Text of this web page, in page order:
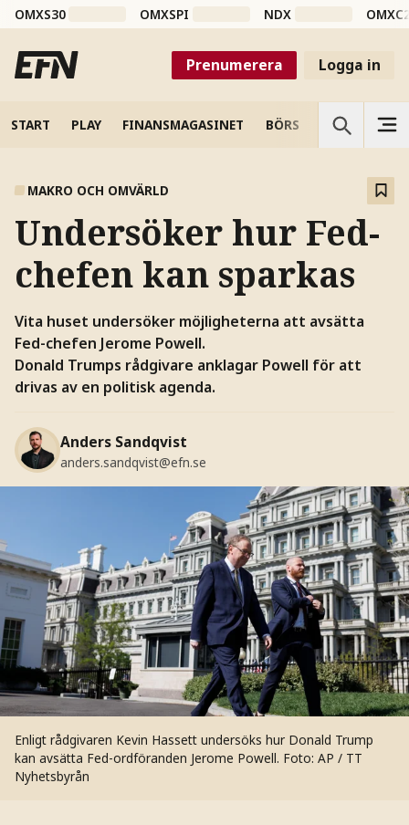
OMXS30 OMXSPI NDX
Prenumerera Logga in
START PLAY FINANSMAGASINET BÖRS VETENSKAP
MAKRO OCH OMVÄRLD
Undersöker hur Fed-
chefen kan sparkas
Vita huset undersöker möjligheterna att avsätta
Fed-chefen Jerome Powell.
Donald Trumps rådgivare anklagar Powell för att
drivas av en politisk agenda.
Anders Sandqvist
anders.sandqvist@efn.se
Enligt rådgivaren Kevin Hassett undersöks hur Donald Trump
kan avsätta Fed-ordföranden Jerome Powell. Foto: AP / TT
Nyhetsbyrån